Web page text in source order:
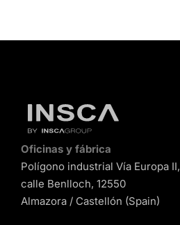
Oficinas y fábrica
Polígono industrial Vía Europa II,
calle Benlloch, 12550
Almazora / Castellón (Spain)